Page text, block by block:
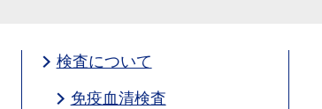
検査について
免疫血清検査